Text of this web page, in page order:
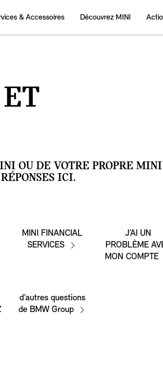
& Accessoires Découvrez MINI
OU DE VOTRE PROPRE
ICI.
MINI FINANCIAL
SERVICES
J’AI UN
PROBLÈME
MON COMPTE
d’autres questions
de BMW Group